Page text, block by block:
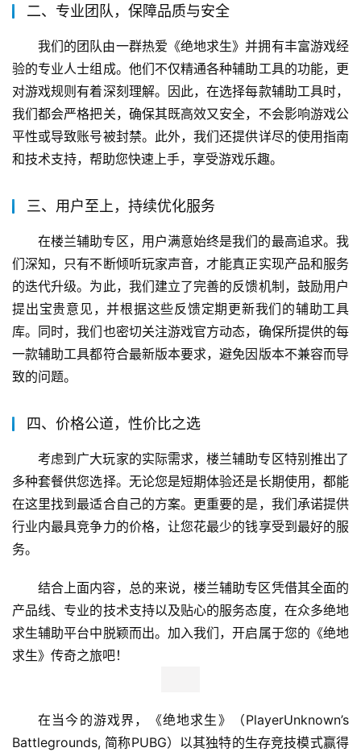
二、专业团队，保障品质与安全
我们的团队由一群热爱《绝地求生》并拥有丰富游戏经
验的专业人士组成。他们不仅精通各种辅助工具的功能，更
对游戏规则有着深刻理解。因此，在选择每款辅助工具时，
我们都会严格把关，确保其既高效又安全，不会影响游戏公
平性或导致账号被封禁。此外，我们还提供详尽的使用指南
和技术支持，帮助您快速上手，享受游戏乐趣。
三、用户至上，持续优化服务
在楼兰辅助专区，用户满意始终是我们的最高追求。我
们深知，只有不断倾听玩家声音，才能真正实现产品和服务
的迭代升级。为此，我们建立了完善的反馈机制，鼓励用户
提出宝贵意见，并根据这些反馈定期更新我们的辅助工具
库。同时，我们也密切关注游戏官方动态，确保所提供的每
一款辅助工具都符合最新版本要求，避免因版本不兼容而导
致的问题。
四、价格公道，性价比之选
考虑到广大玩家的实际需求，楼兰辅助专区特别推出了
多种套餐供您选择。无论您是短期体验还是长期使用，都能
在这里找到最适合自己的方案。更重要的是，我们承诺提供
行业内最具竞争力的价格，让您花最少的钱享受到最好的服
务。
结合上面内容，总的来说，楼兰辅助专区凭借其全面的
产品线、专业的技术支持以及贴心的服务态度，在众多绝地
求生辅助平台中脱颖而出。加入我们，开启属于您的《绝地
求生》传奇之旅吧！
在当今的游戏界，《绝地求生》（PlayerUnknown’s
Battlegrounds, 简称PUBG）以其独特的生存竞技模式赢得